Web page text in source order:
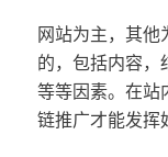
网站为主，其他
的，包括内容，
等等因素。在站
链推广才能发挥